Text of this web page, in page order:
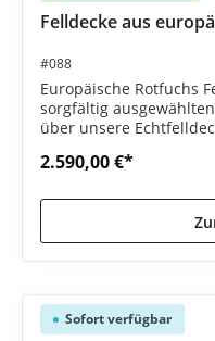
Felldecke aus
#088
Europäische Rotfuchs
sorgfältig
über unsere
2.590,00 €*
Sofort verfügbar